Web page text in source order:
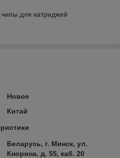
для катриджей
Новое
Китай
Беларусь, г. Минск, ул.
Кнорина, д. 55, каб. 20